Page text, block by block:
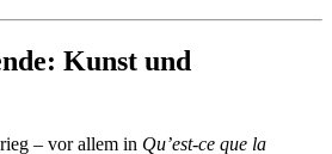
Kunst und
– vor allem in Qu’est-ce que la